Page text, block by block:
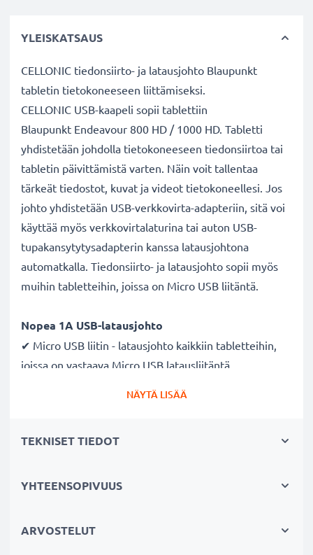
YLEISKATSAUS
CELLONIC tiedonsiirto- ja latausjohto Blaupunkt
tabletin tietokoneeseen liittämiseksi.
CELLONIC USB-kaapeli sopii tablettiin
Blaupunkt Endeavour 800 HD / 1000 HD. Tabletti
yhdistetään johdolla tietokoneeseen tiedonsiirtoa tai
tabletin päivittämistä varten. Näin voit tallentaa
tärkeät tiedostot, kuvat ja videot tietokoneellesi. Jos
johto yhdistetään USB-verkkovirta-adapteriin, sitä voi
käyttää myös verkkovirtalaturina tai auton USB-
tupakansytytysadapterin kanssa latausjohtona
automatkalla. Tiedonsiirto- ja latausjohto sopii myös
muihin tabletteihin, joissa on Micro USB liitäntä.
Nopea 1A USB-latausjohto
✔ Micro USB liitin - latausjohto kaikkiin tabletteihin,
joissa on vastaava Micro USB latausliitäntä
tietokoneeseen liittämiseksi
videoiden ja musiikin turvalliseen
NÄYTÄ LISÄÄ
TEKNISET TIEDOT
YHTEENSOPIVUUS
ARVOSTELUT